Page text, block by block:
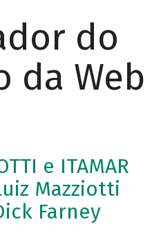
do
da Web
e ITAMAR
Mazziotti
Farney